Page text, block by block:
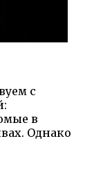
с
в
Однако